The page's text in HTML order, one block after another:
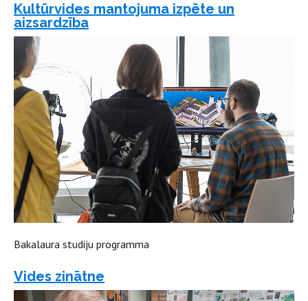
Kultūrvides mantojuma izpēte un
aizsardzība
Bakalaura studiju programma
Vides zinātne